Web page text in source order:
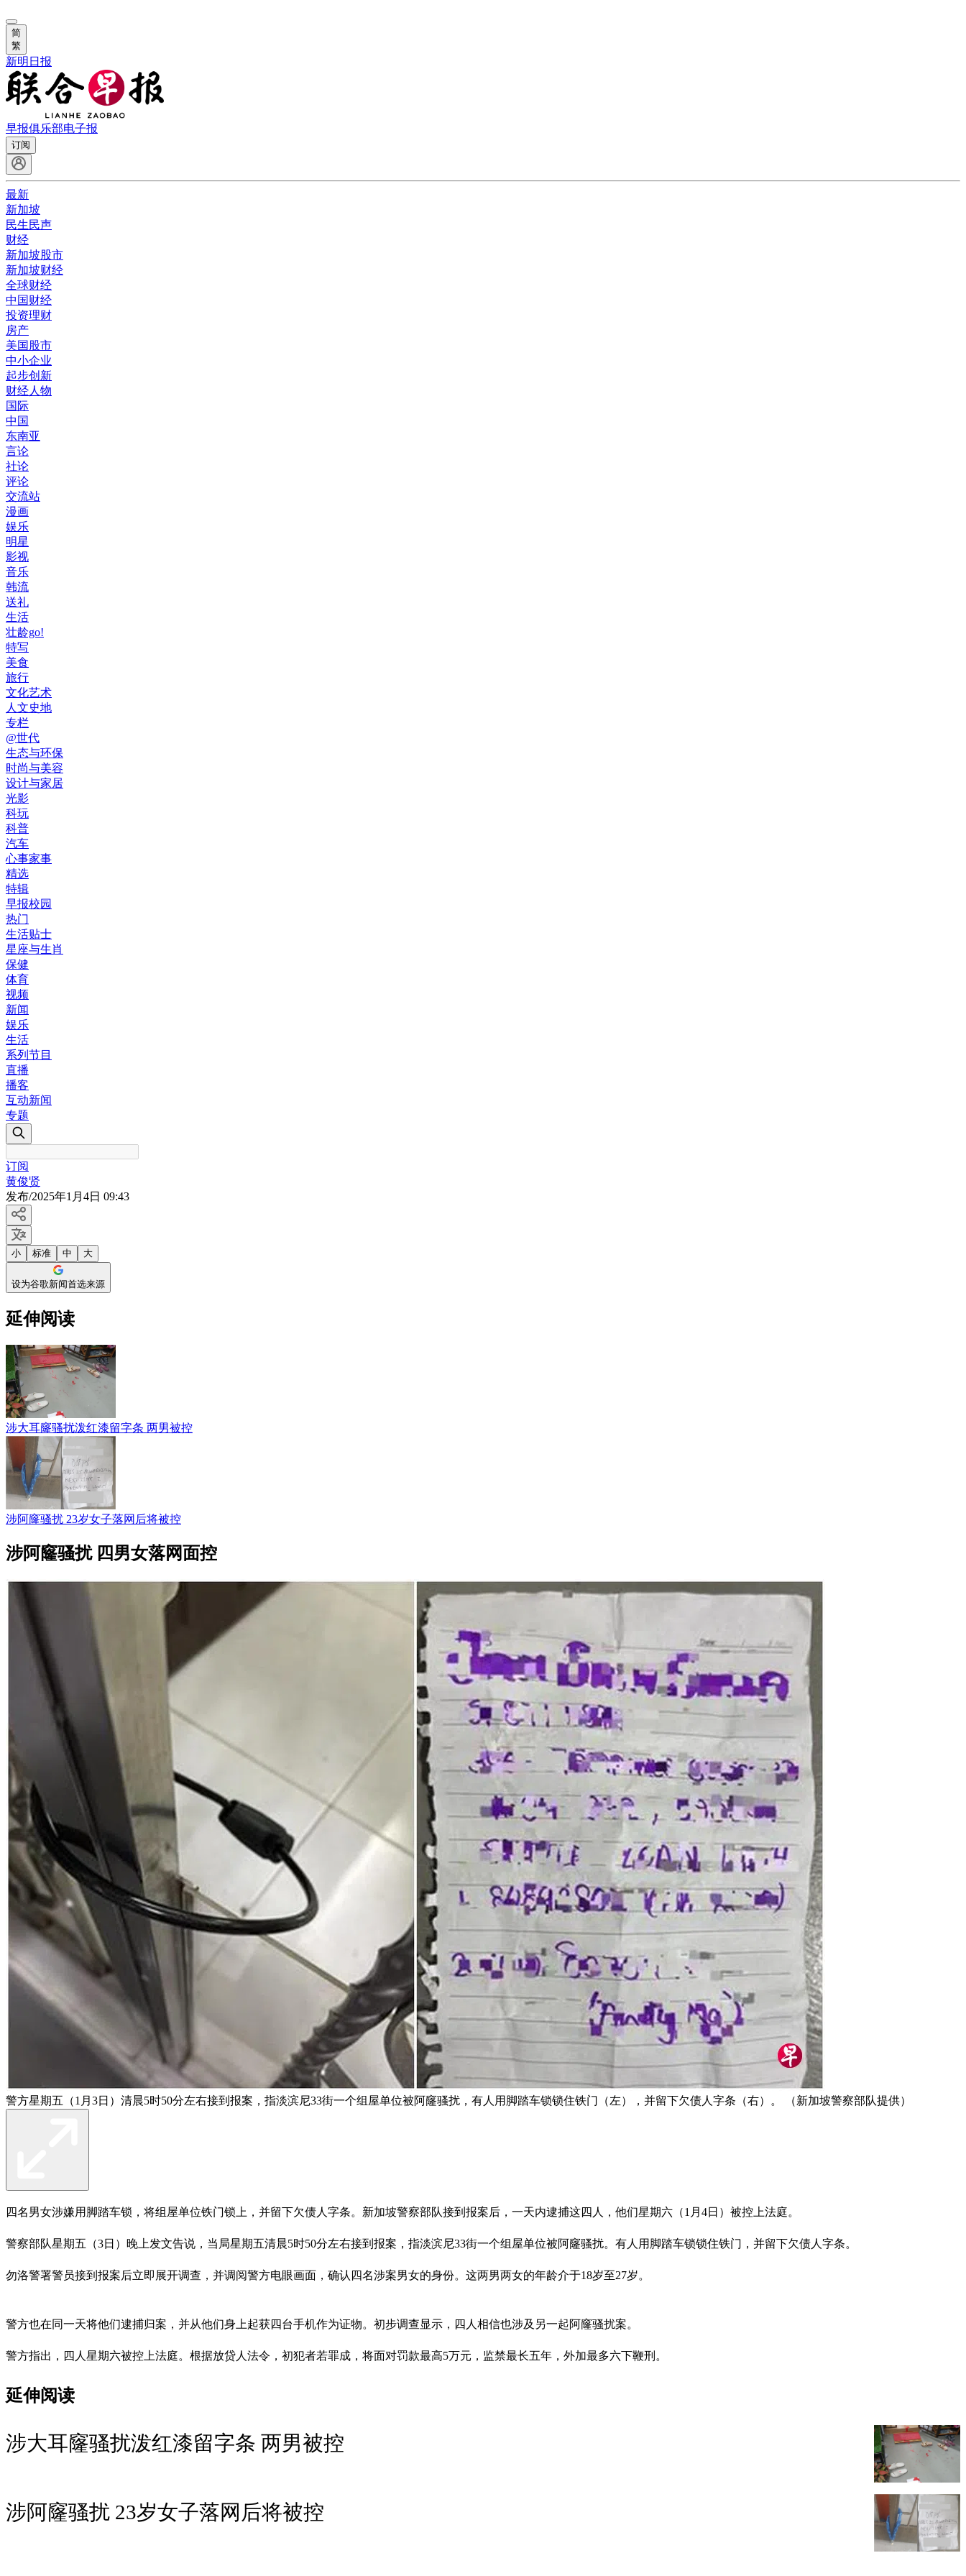
简
繁
新明日报
早报俱乐部电子报
订阅
最新
新加坡
民生民声
财经
新加坡股市
新加坡财经
全球财经
中国财经
投资理财
房产
美国股市
中小企业
起步创新
财经人物
国际
中国
东南亚
言论
社论
评论
交流站
漫画
娱乐
明星
影视
音乐
韩流
送礼
生活
壮龄go!
特写
美食
旅行
文化艺术
人文史地
专栏
@世代
生态与环保
时尚与美容
设计与家居
光影
科玩
科普
汽车
心事家事
精选
特辑
早报校园
热门
生活贴士
星座与生肖
保健
体育
视频
新闻
娱乐
生活
系列节目
直播
播客
互动新闻
专题
订阅
黄俊贤
发布/2025年1月4日 09:43
小 标准 中 大
设为谷歌新闻首选来源
延伸阅读
涉大耳窿骚扰泼红漆留字条 两男被控
涉阿窿骚扰 23岁女子落网后将被控
涉阿窿骚扰 四男女落网面控
警方星期五（1月3日）清晨5时50分左右接到报案，指淡滨尼33街一个组屋单位被阿窿骚扰，有人用脚踏车锁锁住铁门（左），并留下欠债人字条（右）。 （新加坡警察部队提供）
四名男女涉嫌用脚踏车锁，将组屋单位铁门锁上，并留下欠债人字条。新加坡警察部队接到报案后，一天内逮捕这四人，他们星期六（1月4日）被控上法庭。
警察部队星期五（3日）晚上发文告说，当局星期五清晨5时50分左右接到报案，指淡滨尼33街一个组屋单位被阿窿骚扰。有人用脚踏车锁锁住铁门，并留下欠债人字条。
勿洛警署警员接到报案后立即展开调查，并调阅警方电眼画面，确认四名涉案男女的身份。这两男两女的年龄介于18岁至27岁。
警方也在同一天将他们逮捕归案，并从他们身上起获四台手机作为证物。初步调查显示，四人相信也涉及另一起阿窿骚扰案。
警方指出，四人星期六被控上法庭。根据放贷人法令，初犯者若罪成，将面对罚款最高5万元，监禁最长五年，外加最多六下鞭刑。
延伸阅读
涉大耳窿骚扰泼红漆留字条 两男被控
涉阿窿骚扰 23岁女子落网后将被控